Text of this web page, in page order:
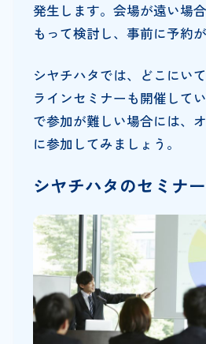
発生します。会場が遠い場
もって検討し、事前に予約が
シヤチハタでは、どこにい
ラインセミナーも開催して
で参加が難しい場合には、
に参加してみましょう。
シヤチハタのセミナ